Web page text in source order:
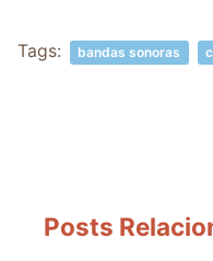
Tags: bandas sonoras
Posts